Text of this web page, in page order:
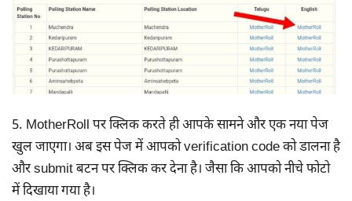
5. MotherRoll पर क्लिक करते ही आपके सामने और एक नया पेज
खुल जाएगा। अब इस पेज में आपको verification code को डालना है
और submit बटन पर क्लिक कर देना है। जैसा कि आपको नीचे फोटो
में दिखाया गया है।